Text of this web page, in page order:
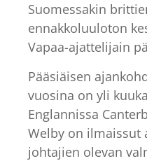
Suomessakin
ennakkoluuloton
Vapaa-ajattelijain
Pääsiäisen
vuosina on yli
Englannissa
Welby on ilmaissut
johtajien olevan